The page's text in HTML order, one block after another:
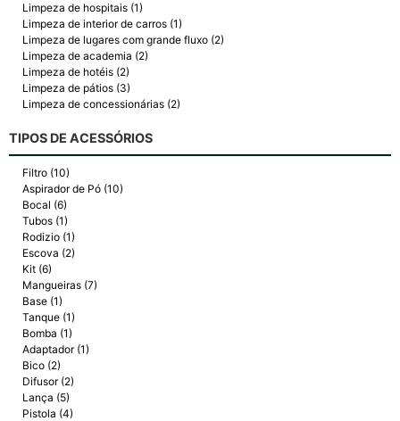
Limpeza de hospitais (1)
Limpeza de interior de carros (1)
Limpeza de lugares com grande fluxo (2)
Limpeza de academia (2)
Limpeza de hotéis (2)
Limpeza de pátios (3)
Limpeza de concessionárias (2)
TIPOS DE ACESSÓRIOS
Filtro (10)
Aspirador de Pó (10)
Bocal (6)
Tubos (1)
Rodizio (1)
Escova (2)
Kit (6)
Mangueiras (7)
Base (1)
Tanque (1)
Bomba (1)
Adaptador (1)
Bico (2)
Difusor (2)
Lança (5)
Pistola (4)